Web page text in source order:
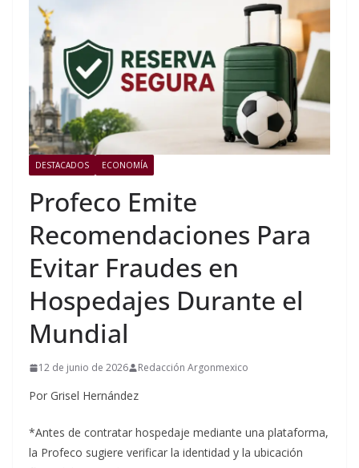
DESTACADOS ECONOMÍA
Profeco Emite
Recomendaciones Para
Evitar Fraudes en
Hospedajes Durante el
Mundial
12 de junio de 2026 Redacción Argonmexico
Por Grisel Hernández
*Antes de contratar hospedaje mediante una plataforma,
la Profeco sugiere verificar la identidad y la ubicación